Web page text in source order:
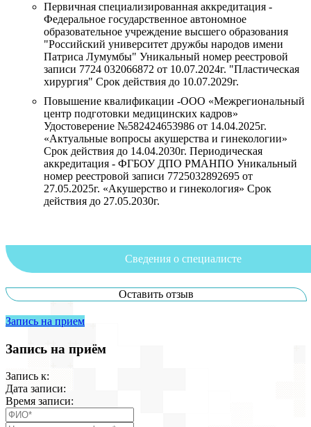
Первичная специализированная аккредитация -
Федеральное государственное автономное
образовательное учреждение высшего образования
"Российский университет дружбы народов имени
Патриса Лумумбы" Уникальный номер реестровой
записи 7724 032066872 от 10.07.2024г. "Пластическая
хирургия" Срок действия до 10.07.2029г.
Повышение квалификации -ООО «Межрегиональный
центр подготовки медицинских кадров»
Удостоверение №582424653986 от 14.04.2025г.
«Актуальные вопросы акушерства и гинекологии»
Срок действия до 14.04.2030г. Периодическая
аккредитация - ФГБОУ ДПО РМАНПО Уникальный
номер реестровой записи 7725032892695 от
27.05.2025г. «Акушерство и гинекология» Срок
действия до 27.05.2030г.
Сведения о специалисте
Сведения о специалисте:
Оставить отзыв
Запись на прием
Запись на приём
Запись к:
Дата записи:
Время записи: